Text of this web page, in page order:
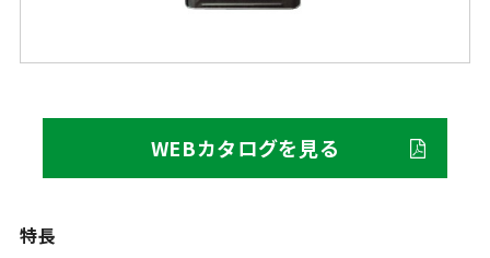
WEBカタログを見る
特長